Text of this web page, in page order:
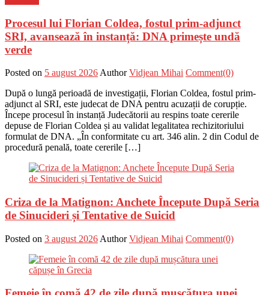
Procesul lui Florian Coldea, fostul prim-adjunct
SRI, avansează în instanță: DNA primește undă
verde
Posted on 5 august 2026 Author Vidjean Mihai Comment(0)
După o lungă perioadă de investigații, Florian Coldea, fostul prim-
adjunct al SRI, este judecat de DNA pentru acuzații de corupție.
Începe procesul în instanță Judecătorii au respins toate cererile
depuse de Florian Coldea și au validat legalitatea rechizitoriului
formulat de DNA. „În conformitate cu art. 346 alin. 2 din Codul de
procedură penală, toate cererile […]
Criza de la Matignon: Anchete Începute După Seria
de Sinucideri și Tentative de Suicid
Posted on 3 august 2026 Author Vidjean Mihai Comment(0)